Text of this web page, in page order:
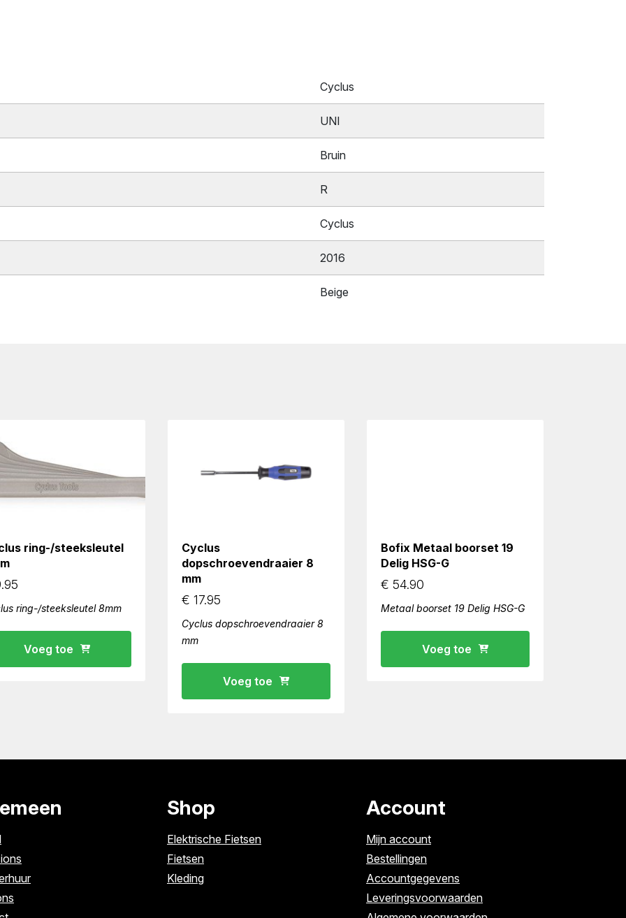
Cyclus
UNI
Bruin
R
Cyclus
2016
Beige
ring-/steeksleutel
ring-/steeksleutel 8mm
Voeg toe
Cyclus
dopschroevendraaier 8
mm
€ 17.95
Cyclus dopschroevendraaier 8
mm
Voeg toe
Bofix Metaal boorset 19
Delig HSG-G
€ 54.90
Metaal boorset 19 Delig HSG-G
Voeg toe
Shop
Elektrische Fietsen
Fietsen
Kleding
Account
Mijn account
Bestellingen
Accountgegevens
Leveringsvoorwaarden